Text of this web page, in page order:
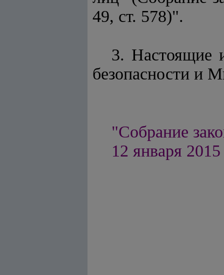
49, ст. 578)".
3. Настоящие
безопасности и
"Собрание
12 января